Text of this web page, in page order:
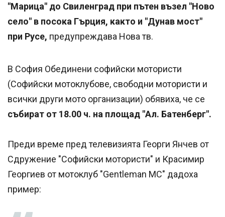
"Марица" до Свиленград при пътен възел "Ново
село" в посока Гърция, както и "Дунав мост"
при Русе, предупреждава Нова тв.
В София Обединени софийски мотористи
(Софийски мотоклубове, свободни мотористи и
всички други мото организации) обявиха, че се
събират от 18.00 ч. на площад "Ал. Батенберг".
Преди време пред телевизията Георги Янчев от
Сдружение "Софийски мотористи" и Красимир
Георгиев от мотоклуб "Gentleman MC" дадоха
пример: